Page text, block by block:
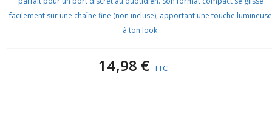
facilement sur une chaîne fine (non incluse), apportant une touche lumineuse
à ton look.
14,98 € TTC